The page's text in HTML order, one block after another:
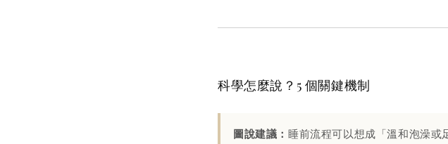
科學怎麼說？5 個關鍵機制
圖說建議： 睡前流程可以想成「溫和泡澡